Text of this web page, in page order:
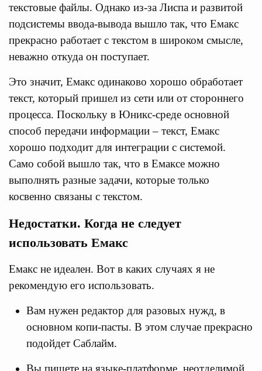
текстовые файлы. Однако из-за Лиспа и развитой
подсистемы ввода-вывода вышло так, что Емакс
прекрасно работает с текстом в широком смысле,
неважно откуда он поступает.
Это значит, Емакс одинаково хорошо обработает
текст, который пришел из сети или от стороннего
процесса. Поскольку в Юникс-среде основной
способ передачи информации – текст, Емакс
хорошо подходит для интеграции с системой.
Само собой вышло так, что в Емаксе можно
выполнять разные задачи, которые только
косвенно связаны с текстом.
Недостатки. Когда не следует
использовать Емакс
Емакс не идеален. Вот в каких случаях я не
рекомендую его использовать.
Вам нужен редактор для разовых нужд, в
основном копи-пасты. В этом случае прекрасно
подойдет Саблайм.
Вы пишете на языке-платформе, неотделимой